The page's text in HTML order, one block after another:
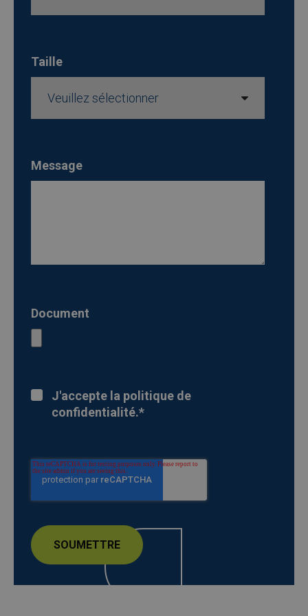
Taille
Message
Document
J'accepte la politique de
confidentialité.*